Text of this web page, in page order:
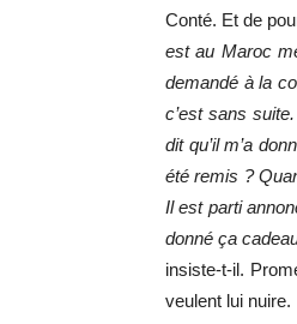
Conté. Et de
est au Maroc
demandé à la
c’est sans
dit qu’il m’a
été remis ?
Il est parti
donné ça
insiste-t-il.
veulent lui nuire.